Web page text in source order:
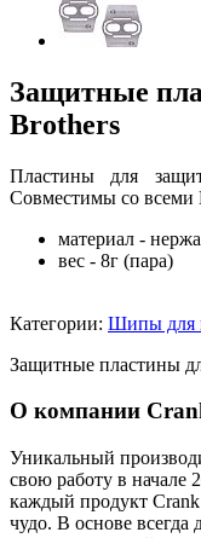
Защитные
Brothers
Пластины для
Совместимы со
материал -
вес - 8г (пара)
Категории: Шипы для
Защитные пластины
О компании
Уникальный
свою работу в
каждый продукт
чудо. В основе